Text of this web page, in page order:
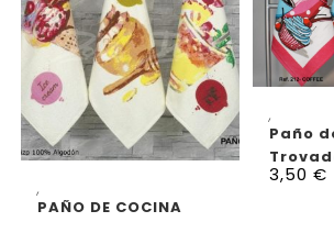
,
PAÑO DE COCINA
,
Paño
Coffee
3,50€